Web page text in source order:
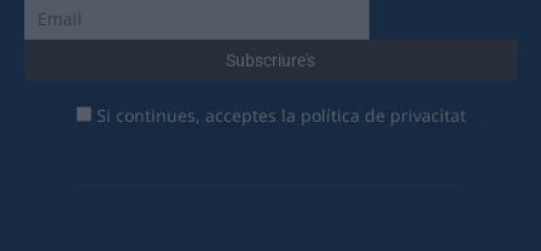
Si continues, acceptes la política de privacitat